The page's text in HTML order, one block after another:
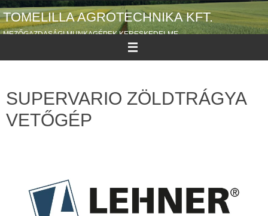
TOMELILLA AGROTECHNIKA KFT.
MEZŐGAZDASÁGI MUNKAGÉPEK KERESKEDELME
SUPERVARIO ZÖLDTRÁGYA
VETŐGÉP